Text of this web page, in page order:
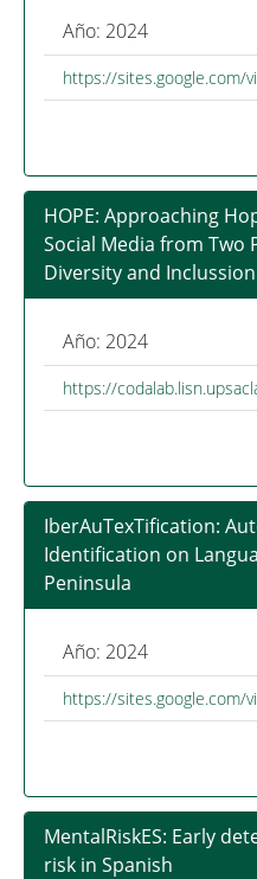
Año: 2024
https://sites.google.com/
HOPE: Approaching
Social Media from Two
Diversity and
Año: 2024
https://
IberAuTexTification:
Identification on
Peninsula
Año: 2024
https://sites.google.com/
MentalRiskES: Early
risk in Spanish